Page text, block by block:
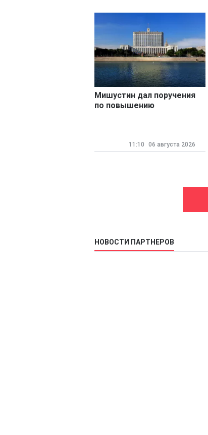
Мишустин дал поручения
по повышению
11:10 06 августа 2026
НОВОСТИ ПАРТНЕРОВ